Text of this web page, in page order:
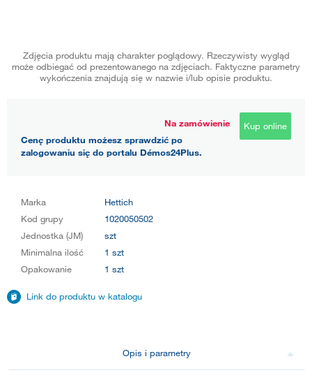
Zdjęcia produktu mają charakter poglądowy. Rzeczywisty wygląd
może odbiegać od prezentowanego na zdjęciach. Faktyczne parametry
wykończenia znajdują się w nazwie i/lub opisie produktu.
Na zamówienie
Cenę produktu możesz sprawdzić po
zalogowaniu się do portalu Démos24Plus.
Kup online
Marka
Hettich
Kod grupy
1020050502
Jednostka (JM)
szt
Minimalna ilość
1 szt
Opakowanie
1 szt
Link do produktu w katalogu
Opis i parametry